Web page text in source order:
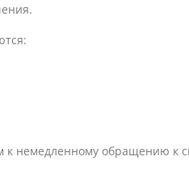
к немедленному обращению к